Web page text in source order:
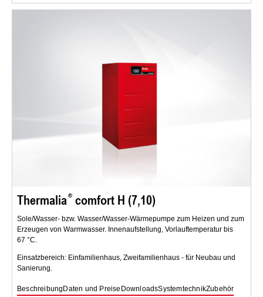
Thermalia comfort H (7,10)
Sole/Wasser- bzw. Wasser/Wasser-Wärmepumpe zum Heizen und zum
Erzeugen von Warmwasser. Innenaufstellung, Vorlauftemperatur bis
67 °C.
Einsatzbereich: Einfamilienhaus, Zweifamilienhaus - für Neubau und
Sanierung.
Beschreibung Daten und Preise DownloadsSystemtechnikZubehör